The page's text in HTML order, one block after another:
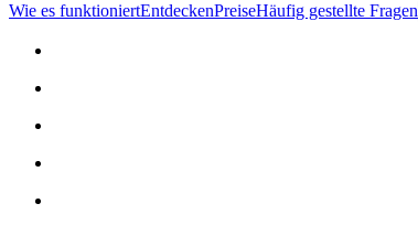
Wie es funktioniertEntdeckenPreiseHäufig gestellte Fragen